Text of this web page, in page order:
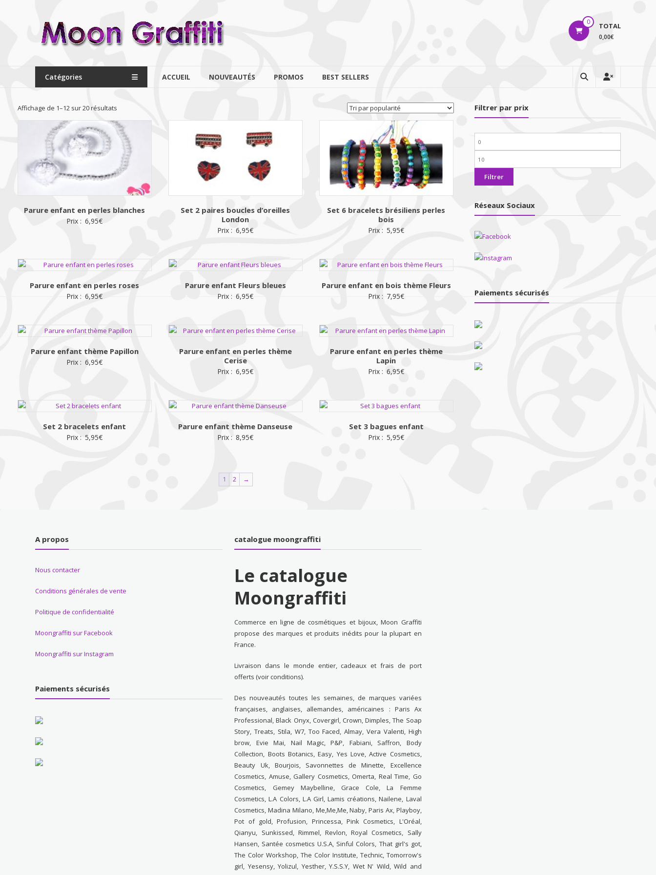
MoonGraffiti 0 TOTAL
0,00€
Catégories ACCUEIL NOUVEAUTÉS PROMOS BEST SELLERS
Affichage de 1–12 sur 20 résultats
par
popularité
Parure enfant en perles blanches
Prix : 6,95€
Set 2 paires boucles d’oreilles
London
Prix : 6,95€
Set 6 bracelets brésiliens perles
bois
Prix : 5,95€
Parure enfant en perles roses
Prix : 6,95€
Parure enfant Fleurs bleues
Prix : 6,95€
Parure enfant en bois thème Fleurs
Prix : 7,95€
Parure enfant thème Papillon
Prix : 6,95€
Parure enfant en perles thème
Cerise
Prix : 6,95€
Parure enfant en perles thème
Lapin
Prix : 6,95€
Set 2 bracelets enfant
Prix : 5,95€
Parure enfant thème Danseuse
Prix : 8,95€
Set 3 bagues enfant
Prix : 5,95€
1 2 →
Filtrer par prix
Prix
min
Prix
max
Filtrer
Réseaux Sociaux
Paiements sécurisés
A propos
Nous contacter
Conditions générales de vente
Politique de confidentialité
Moongraffiti sur Facebook
Moongraffiti sur Instagram
Paiements sécurisés
catalogue moongraffiti
Le catalogue
Moongraffiti
Commerce en ligne de cosmétiques et bijoux, Moon Graffiti
propose des marques et produits inédits pour la plupart en
France.
Livraison dans le monde entier, cadeaux et frais de port
offerts (voir conditions).
Des nouveautés toutes les semaines, de marques variées
françaises, anglaises, allemandes, américaines : Paris Ax
Professional, Black Onyx, Covergirl, Crown, Dimples, The Soap
Story, Treats, Stila, W7, Too Faced, Almay, Vera Valenti, High
brow, Evie Mai, Nail Magic, P&P, Fabiani, Saffron, Body
Collection, Boots Botanics, Easy, Yes Love, Active Cosmetics,
Beauty Uk, Bourjois, Savonnettes de Minette, Excellence
Cosmetics, Amuse, Gallery Cosmetics, Omerta, Real Time, Go
Cosmetics, Gemey Maybelline, Grace Cole, La Femme
Cosmetics, L.A Colors, L.A Girl, Lamis créations, Nailene, Laval
Cosmetics, Madina Milano, Me,Me,Me, Naby, Paris Ax, Playboy,
Pot of gold, Profusion, Princessa, Pink Cosmetics, L'Oréal,
Qianyu, Sunkissed, Rimmel, Revlon, Royal Cosmetics, Sally
Hansen, Santée cosmetics U.S.A, Sinful Colors, That girl's got,
The Color Workshop, The Color Institute, Technic, Tomorrow's
girl, Yesensy, Yolizul, Yesther, Y.S.S.Y, Wet N' Wild, Wild and